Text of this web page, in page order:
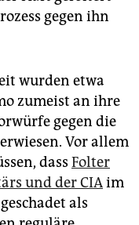
gegen ihn
wurden etwa
zumeist an ihre
gegen die
Vor allem
dass Folter
und der CIAim
als